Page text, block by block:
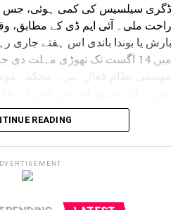
ڈگری سیلسیس کی کمی ہوئی،
راحت ملی۔ آئی ایم ڈی کے مطابق،
بارش یا بوندا باندی اس ہفتے
میں 14 اگست تک تھوڑی مہلت
موسمی نظام فعال ہیں۔ محکمہ
علاقہ کمزور ہوگیا ہے، لیکن اس سے
سرکولیشن اب شمال مشرقی
علاقوں میں سرگرم ہے۔ مانسون
دیگھا سے بھی گزر رہی ہے، جو
پھیلی ہوئی ہے۔ ایک ویسٹرن
READING